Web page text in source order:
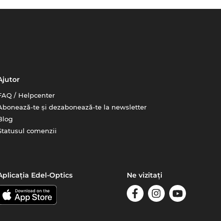
/ Helpcenter
te și dezabonează-te la newsletter
comenzii
Edel-Optics Ne vizitați